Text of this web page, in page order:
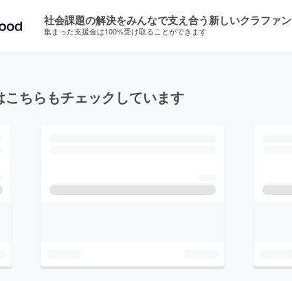
社会課題の解決をみんなで支え合う新しいクラファン
集まった支援金は100%受け取ることができます
ちらもチェックしています